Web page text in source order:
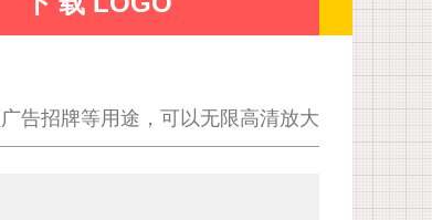
告招牌等用途，可以无限高清放大